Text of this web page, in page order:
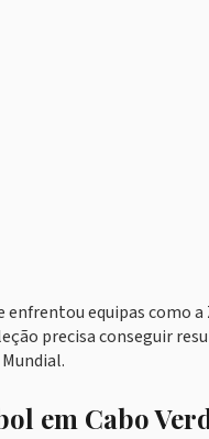
enfrentou equipas como
precisa conseguir
em Cabo